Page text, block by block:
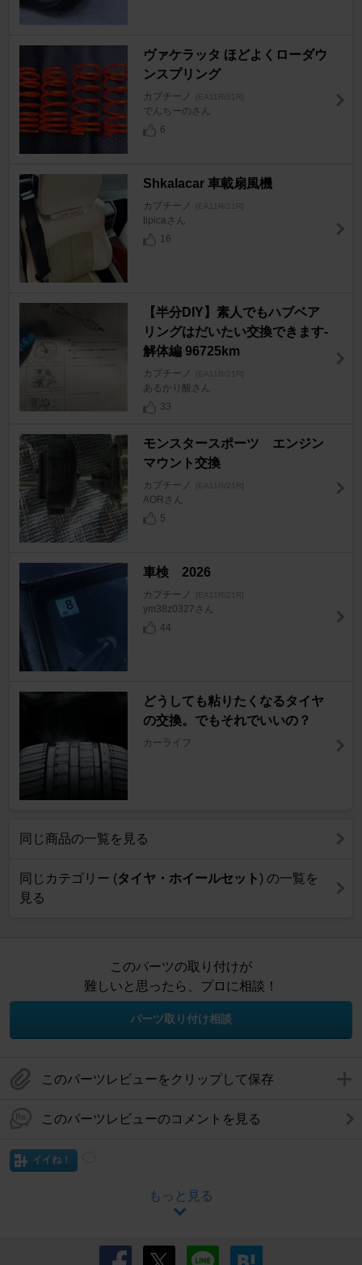
ヴァケラッタ ほどよくローダウ
ンスプリング
カプチーノ [EA11R/21R]
でんちーのさん
6
Shkalacar 車載扇風機
カプチーノ [EA11R/21R]
tipicaさん
16
【半分DIY】素人でもハブベア
リングはだいたい交換できます-
解体編 96725km
カプチーノ [EA11R/21R]
あるかり酸さん
33
モンスタースポーツ エンジン
マウント交換
カプチーノ [EA11R/21R]
AORさん
5
車検 2026
カプチーノ [EA11R/21R]
ym38z0327さん
44
どうしても粘りたくなるタイヤ
の交換。でもそれでいいの？
カーライフ
同じ商品の一覧を見る
同じカテゴリー (タイヤ・ホイールセット) の一覧を
見る
このパーツの取り付けが
難しいと思ったら、プロに相談！
パーツ取り付け相談
このパーツレビューをクリップして保存
このパーツレビューのコメントを見る
イイね！
もっと見る